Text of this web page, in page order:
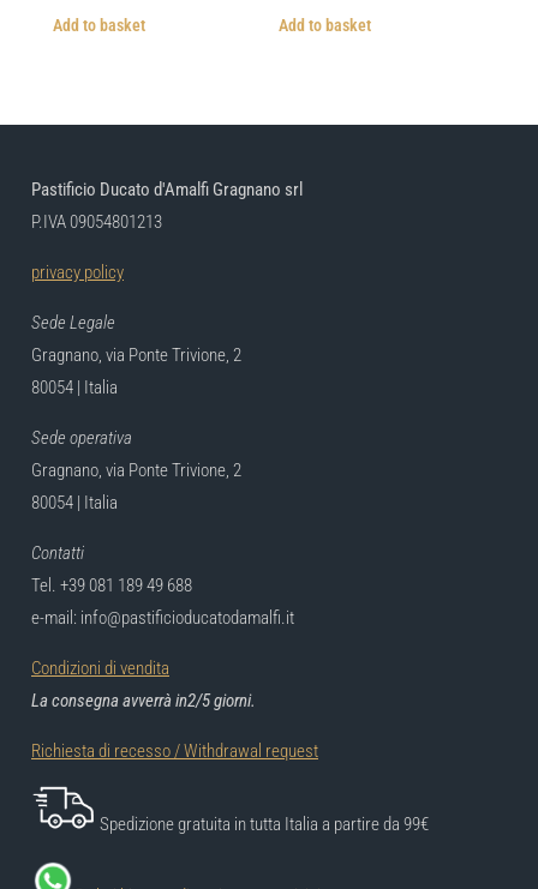
Add to basket
Add to basket
Pastificio Ducato d'Amalfi Gragnano srl
P.IVA 09054801213
privacy policy
Sede Legale
Gragnano, via Ponte Trivione, 2
80054 | Italia
Sede operativa
Gragnano, via Ponte Trivione, 2
80054 | Italia
Contatti
Tel. +39 081 189 49 688
e-mail: info@pastificioducatodamalfi.it
Condizioni di vendita
La consegna avverrà in2/5 giorni.
Richiesta di recesso / Withdrawal request
Spedizione gratuita in tutta Italia a partire da 99€